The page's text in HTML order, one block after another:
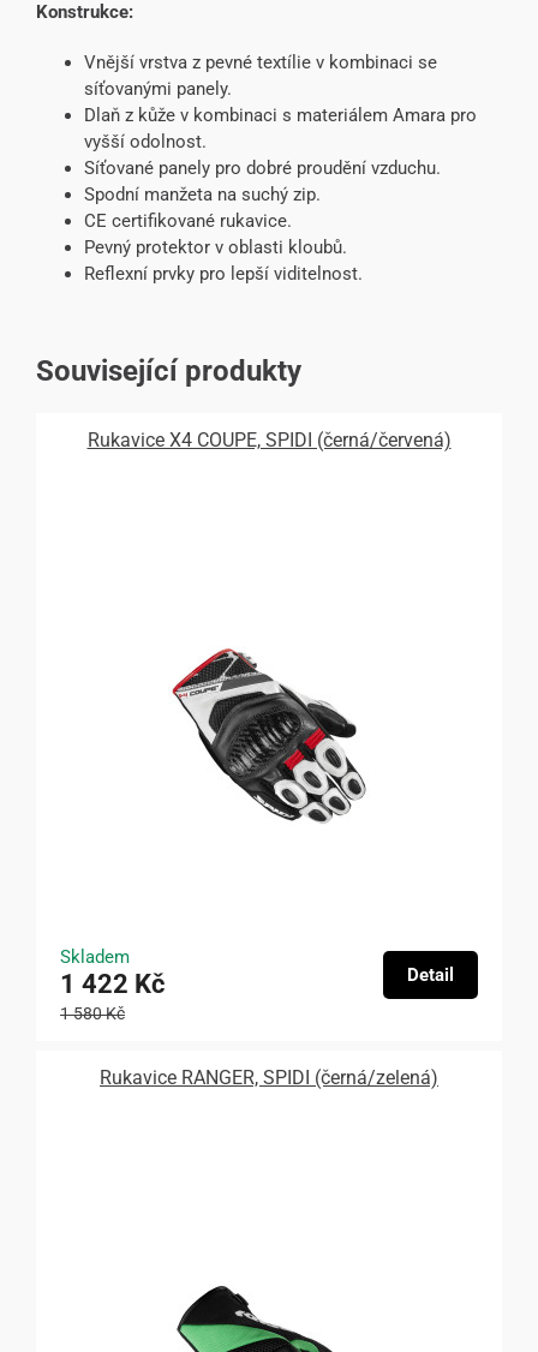
Konstrukce:
Vnější vrstva z pevné textílie v kombinaci se
síťovanými panely.
Dlaň z kůže v kombinaci s materiálem Amara pro
vyšší odolnost.
Síťované panely pro dobré proudění vzduchu.
Spodní manžeta na suchý zip.
CE certifikované rukavice.
Pevný protektor v oblasti kloubů.
Reflexní prvky pro lepší viditelnost.
Související produkty
Rukavice X4 COUPE, SPIDI (černá/červená)
Skladem
1 422 Kč
1 580 Kč
Detail
Rukavice RANGER, SPIDI (černá/zelená)